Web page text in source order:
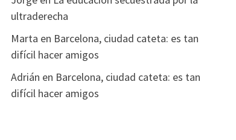
ultraderecha
Marta en Barcelona, ciudad cateta: es tan
difícil hacer amigos
Adrián en Barcelona, ciudad cateta: es tan
difícil hacer amigos